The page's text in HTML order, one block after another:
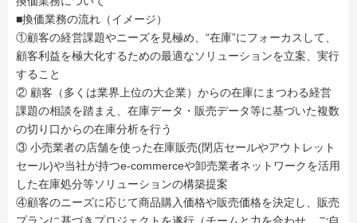
■換価業務の流れ（イメージ）
①顧客の経営課題やニーズを見極め、“在庫”にフォーカスして、
顧客利益を極大化するための最適なソリューションを立案、実行
すること
② 顧客（多くは業界上位の大企業）からの在庫にまつわる経営
課題の相談を踏まえ、在庫データ・販売データ等に基づいた複数
の切り口からの在庫分析を行う
③ 小売業者の店舗を使った在庫販売(閉店セールやアウトレット
セール)や当社が持つe-commerceや卸売業者ネットワークを活用
した在庫処分等ソリューションの構築提案
④顧客のニーズに応じて商品購入価格や販売価格を決定し、販売